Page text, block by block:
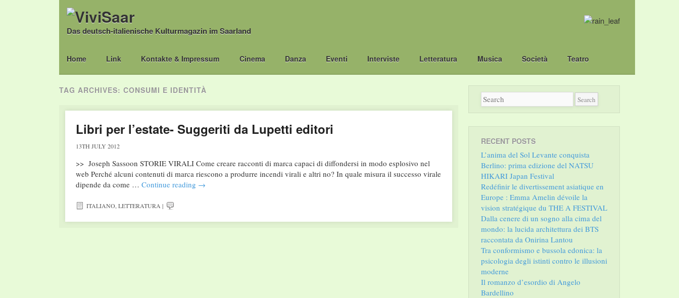
Das deutsch-italienische Kulturmagazin im Saarland
Main menu
Skip
Home Link Kontakte & Impressum Cinema Danza Eventi Interviste Letteratura Musica Società Teatro
TAG ARCHIVES: CONSUMI E IDENTITÀ
Libri per l’estate- Suggeriti da Lupetti editori
13TH JULY 2012
>> Joseph Sassoon STORIE VIRALI Come creare racconti di marca capaci di diffondersi in modo esplosivo nel
web Perché alcuni contenuti di marca riescono a produrre incendi virali e altri no? In quale misura il successo virale
dipende da come … Continue reading →
ITALIANO,LETTERATURA |
RECENT POSTS
L’anima del Sol Levante conquista
Berlino: prima edizione del NATSU
HIKARI Japan Festival
Redéfinir le divertissement asiatique en
Europe : Emma Amelin dévoile la
vision stratégique du THE A FESTIVAL
Dalla cenere di un sogno alla cima del
mondo: la lucida architettura dei BTS
raccontata da Onirina Lantou
Tra conformismo e bussola edonica: la
psicologia degli istinti contro le illusioni
moderne
Il romanzo d’esordio di Angelo
Bardellino